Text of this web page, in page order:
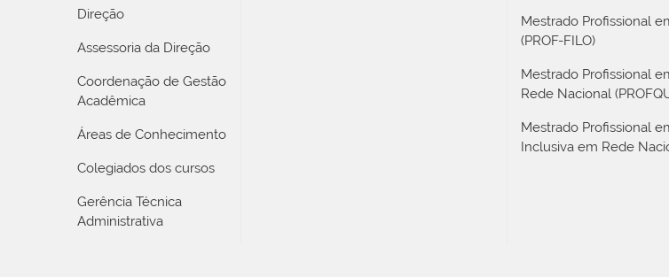
Direção
Assessoria da Direção
Coordenação de Gestão
Acadêmica
Áreas de Conhecimento
Colegiados dos cursos
Gerência Técnica
Administrativa
Mestrado Profissional
(PROF-FILO)
Mestrado Profissional
Rede Nacional
Mestrado Profissional
Inclusiva em Rede